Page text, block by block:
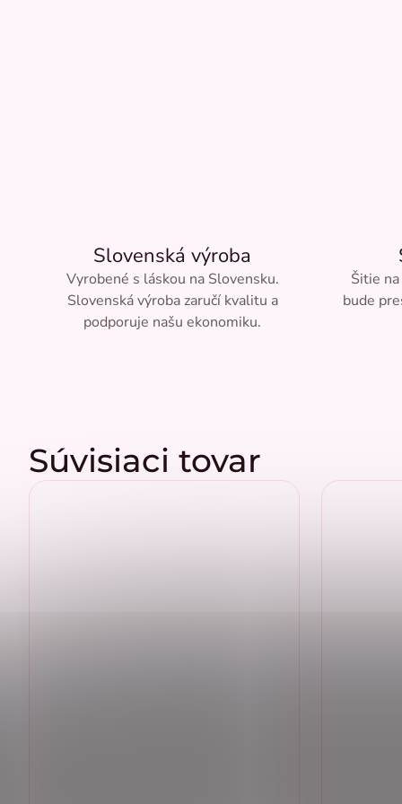
Slovenská výroba
Vyrobené s láskou na Slovensku.
Slovenská výroba zaručí kvalitu a
podporuje našu ekonomiku.
Šitie
bude
Súvisiaci tovar